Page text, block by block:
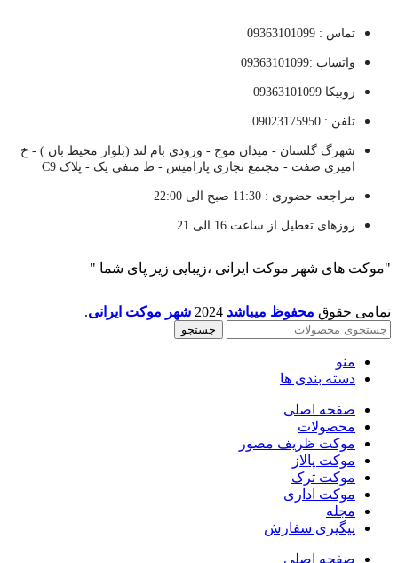
تماس : 09363101099
واتساپ :09363101099
روبیکا 09363101099
تلفن : 09023175950
شهرگ گلستان - میدان موج - ورودی بام لند (بلوار محیط بان ) - خ
امیری صفت - مجتمع تجاری پارامیس - ط منفی یک - پلاک C9
مراجعه حضوری : 11:30 صبح الی 22:00
روزهای تعطیل از ساعت 16 الی 21
"موکت های شهر موکت ایرانی ،زیبایی زیر پای شما "
تمامی حقوق محفوظ میباشد شهر موکت ایرانی.
جستجو
منو
دسته بندی ها
صفحه اصلی
محصولات
موکت ظریف مصور
موکت پالاز
موکت ترک
موکت اداری
مجله
پیگیری سفارش
صفحه اصلی